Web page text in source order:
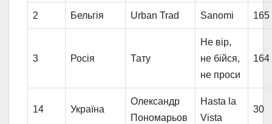
2 Бельгія Urban Trad Sanomi 165
3 Росія Тату
Не вір,
не бійся,
не проси
164
14 Україна
Олександр
Пономарьов
Hasta la
Vista
30